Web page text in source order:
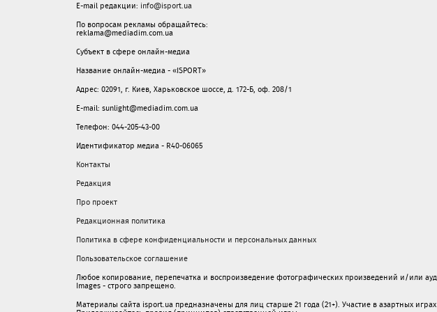
E-mail редакции: info@isport.ua
По вопросам рекламы обращайтесь:
reklama@mediadim.com.ua
Субъект в сфере онлайн-медиа
Название онлайн-медиа - «ISPORT»
Адрес: 02091, г. Киев, Харьковское шоссе, д. 172-Б, оф. 208/1
E-mail: sunlight@mediadim.com.ua
Телефон: 044-205-43-00
Идентификатор медиа - R40-06065
Контакты
Редакция
Про проект
Редакционная политика
Политика в сфере конфиденциальности и персональных данных
Пользовательское соглашение
Любое копирование, перепечатка и воспроизведение фотографических произведений и/или
Images - строго запрещено.
Материалы сайта isport.ua предназначены для лиц старше 21 года (21+). Участие в азартных